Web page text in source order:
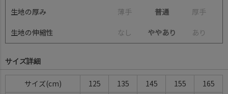
生地の厚み 薄手 普通 厚手
生地の伸縮性 な し ややあり あ り
サイズ詳細
サイズ(cm) 125 135 145 155
165